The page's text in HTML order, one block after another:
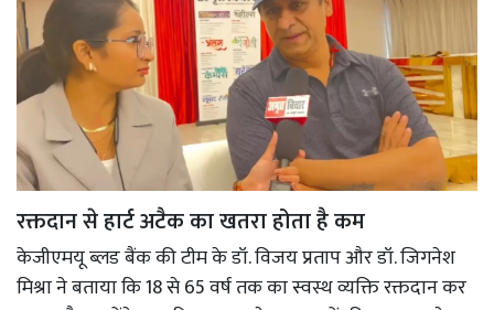
रक्तदान से हार्ट अटैक का खतरा होता है कम
केजीएमयू ब्लड बैंक की टीम के डॉ. विजय प्रताप और डॉ. जिगनेश
मिश्रा ने बताया कि 18 से 65 वर्ष तक का स्वस्थ व्यक्ति रक्तदान कर